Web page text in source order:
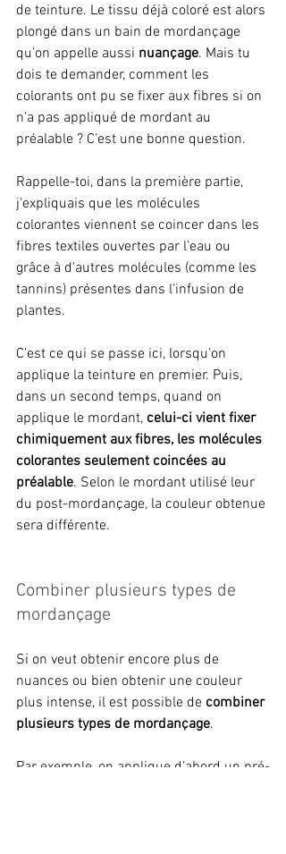
de teinture. Le tissu déjà coloré est alors
plongé dans un bain de mordançage
qu’on appelle aussi nuançage. Mais tu
dois te demander, comment les
colorants ont pu se fixer aux fibres si on
n’a pas appliqué de mordant au
préalable ? C’est une bonne question.
Rappelle-toi, dans la première partie,
j'expliquais que les molécules
colorantes viennent se coincer dans les
fibres textiles ouvertes par l’eau ou
grâce à d'autres molécules (comme les
tannins) présentes dans l’infusion de
plantes.
C’est ce qui se passe ici, lorsqu’on
applique la teinture en premier. Puis,
dans un second temps, quand on
applique le mordant, celui-ci vient fixer
chimiquement aux fibres, les molécules
colorantes seulement coincées au
préalable. Selon le mordant utilisé leur
du post-mordançage, la couleur obtenue
sera différente.
Combiner plusieurs types de
mordançage
Si on veut obtenir encore plus de
nuances ou bien obtenir une couleur
plus intense, il est possible de combiner
plusieurs types de mordançage.
Par exemple, on applique d’abord un pré-